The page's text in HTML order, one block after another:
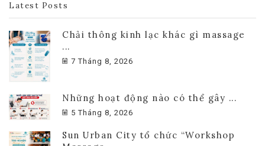
Latest Posts
Chải thông kinh lạc khác gì massage
...
7 Tháng 8, 2026
Những hoạt động nào có thể gây ...
5 Tháng 8, 2026
Sun Urban City tổ chức “Workshop